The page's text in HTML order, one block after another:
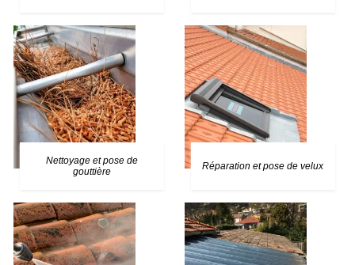
Nettoyage et pose de
gouttière
Réparation et pose de velux